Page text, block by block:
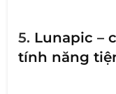
5. Lunapic –
tính năng